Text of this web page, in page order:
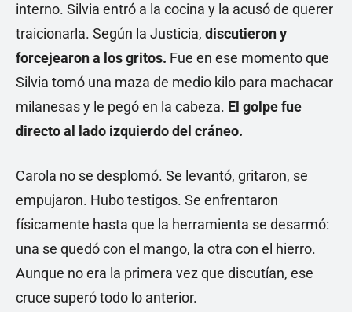
interno. Silvia entró a la cocina y la acusó de querer
traicionarla. Según la Justicia, discutieron y
forcejearon a los gritos. Fue en ese momento que
Silvia tomó una maza de medio kilo para machacar
milanesas y le pegó en la cabeza. El golpe fue
directo al lado izquierdo del cráneo.
Carola no se desplomó. Se levantó, gritaron, se
empujaron. Hubo testigos. Se enfrentaron
físicamente hasta que la herramienta se desarmó:
una se quedó con el mango, la otra con el hierro.
Aunque no era la primera vez que discutían, ese
cruce superó todo lo anterior.